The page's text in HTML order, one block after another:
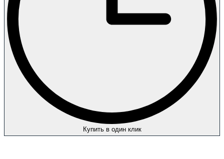
Купить в один клик